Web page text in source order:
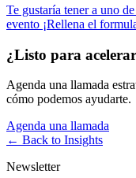
Te gustaría tener a uno
evento ¡Rellena el
¿Listo para
Agenda una llamada
cómo podemos ayudarte.
Agenda una llamada
← Back to Insights
Newsletter